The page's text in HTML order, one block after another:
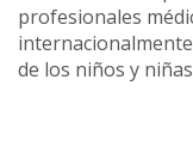
profesionales
de los niños y